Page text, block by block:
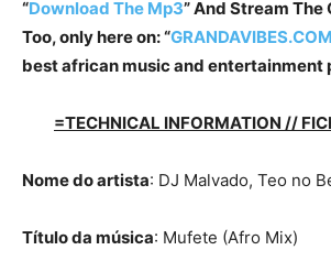
“Download The Mp3”And Stream The
Too, only here on: “GRANDAVIBES.COM
best african music and entertainment
=TECHNICAL INFORMATION //
Nome do artista: DJ Malvado, Teo no
Título da música: Mufete (Afro Mix)